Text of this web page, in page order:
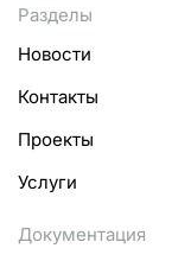
Разделы
Новости
Контакты
Проекты
Услуги
Документация